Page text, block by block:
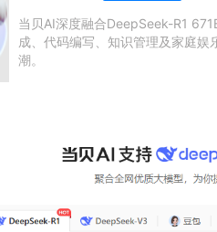
当贝AI深度融合DeepSeek-R1
成、代码编写、知识管理及家庭
潮。